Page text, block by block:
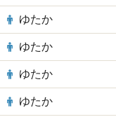
ゆたか
ゆたか
ゆたか
ゆたか